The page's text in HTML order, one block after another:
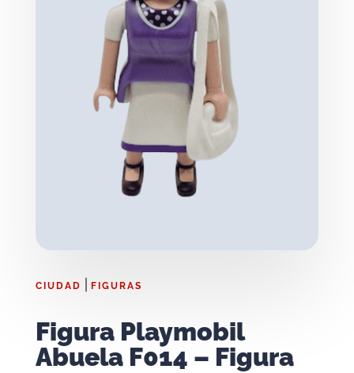
CIUDAD FIGURAS
Figura Playmobil
Abuela F014 – Figura